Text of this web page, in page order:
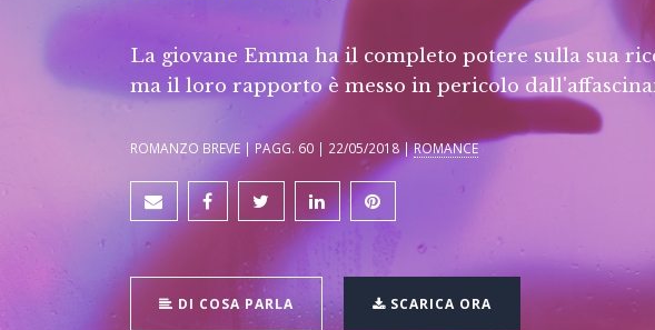
La giovane Emma ha il completo potere sulla sua
ma il loro rapporto è messo in pericolo
ROMANZO BREVE | PAGG. 60 | 22/05/2018 |ROMANCE
DI COSA PARLA SCARICA ORA